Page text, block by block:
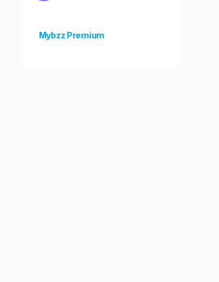
Mybzz Premium